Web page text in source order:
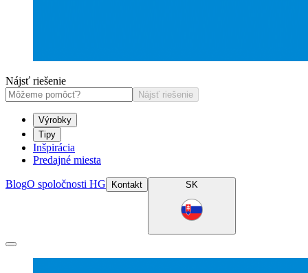
Nájsť riešenie
Nájsť riešenie
Výrobky
Tipy
Inšpirácia
Predajné miesta
BlogO spoločnosti HG Kontakt SK